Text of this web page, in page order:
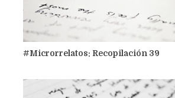
#Microrrelatos: Recopilación 39